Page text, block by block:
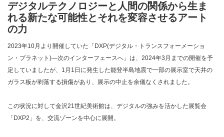
デジタルテクノロジーと人間の関係から生ま
れる新たな可能性とそれを変容させるアート
の力
2023年10月より開催していた「DXP(デジタル・トランスフォーメーショ
ン・プラネット)―次のインターフェースへ」は、2024年3月までの開催を予
定していましたが、1月1日に発生した能登半島地震で一部の展示室で天井の
ガラス板が剥落する損傷があり、展示の中止を余儀なくされました。
この状況に対して金沢21世紀美術館は、デジタルの強みを活かした展覧会
「DXP2」を、交流ゾーンを中心に展開。